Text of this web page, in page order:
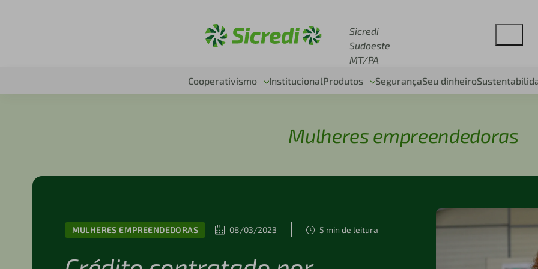
Sicredi
Sudoeste
MT/PA
Cooperativismo
InstitucionalProdutos SegurançaSeu dinheiro
Mulheres empreendedoras
MULHERES EMPREENDEDORAS 08/03/2023 5 min de leitura